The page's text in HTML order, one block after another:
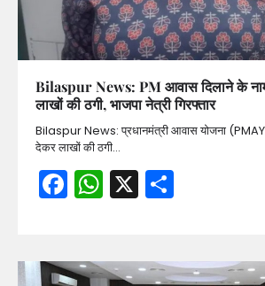
Bilaspur News: PM आवास दिलाने के
लाखों की ठगी, भाजपा नेत्री गिरफ्तार
Bilaspur News: प्रधानमंत्री आवास योजना
देकर लाखों की ठगी…
Facebook
WhatsApp
X